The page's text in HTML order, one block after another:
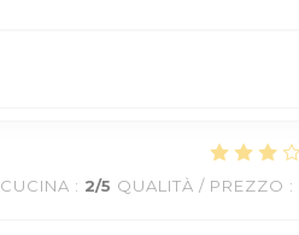
CUCINA : 2/5 QUALITÀ / PREZZO :